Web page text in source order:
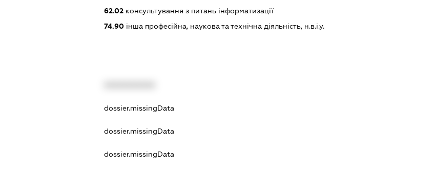
62.02консультування з питань інформатизації
74.90інша професійна, наукова та технічна діяльність, н.в.і.у.
dossier.missingData
dossier.missingData
dossier.missingData